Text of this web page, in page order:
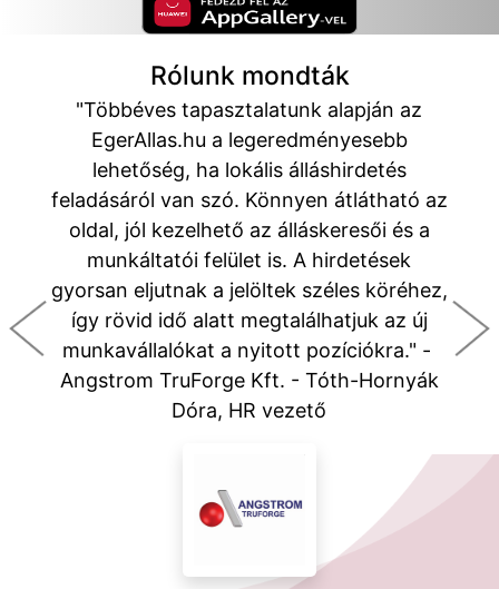
Rólunk mondták
"Többéves tapasztalatunk alapján az
EgerAllas.hu a legeredményesebb
lehetőség, ha lokális álláshirdetés
feladásáról van szó. Könnyen átlátható az
oldal, jól kezelhető az álláskeresői és a
munkáltatói felület is. A hirdetések
gyorsan eljutnak a jelöltek széles köréhez,
így rövid idő alatt megtalálhatjuk az új
munkavállalókat a nyitott pozíciókra." -
Angstrom TruForge Kft. - Tóth-Hornyák
Dóra, HR vezető